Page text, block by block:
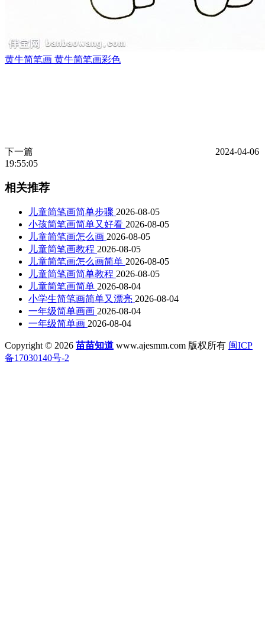
黄牛简笔画 黄牛简笔画彩色
下一篇
2024-04-06
19:55:05
相关推荐
儿童简笔画简单步骤 2026-08-05
小孩简笔画简单又好看 2026-08-05
儿童简笔画怎么画 2026-08-05
儿童简笔画教程 2026-08-05
儿童简笔画怎么画简单 2026-08-05
儿童简笔画简单教程 2026-08-05
儿童简笔画简单 2026-08-04
小学生简笔画简单又漂亮 2026-08-04
一年级简单画画 2026-08-04
一年级简单画 2026-08-04
Copyright © 2026 苗苗知道 www.ajesmm.com 版权所有 闽ICP
备17030140号-2